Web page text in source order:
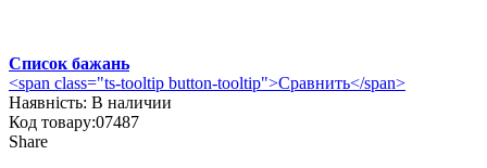
Список бажань
<span class="ts-tooltip button-tooltip">Сравнить</span>
Наявність: В наличии
Код товару:07487
Share